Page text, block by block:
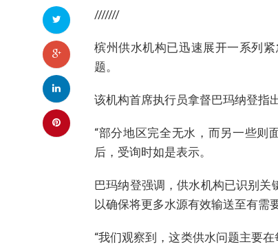
///////
槟州供水机构已迅速展开一系列
题。
该机构首席执行员拿督巴玛纳登指
“部分地区完全无水，而另一些则
后，受询时如是表示。
巴玛纳登强调，供水机构已识别关
以确保将更多水源有效输送至有需
“我们观察到，这类供水问题主要